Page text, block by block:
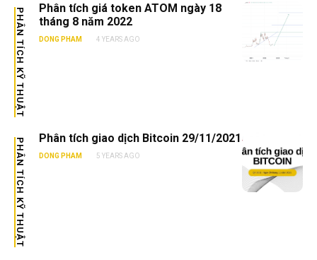
PHÂN TÍCH KỸ THUẬT
Phân tích giá token ATOM ngày 18
tháng 8 năm 2022
DONG PHAM 4 YEARS AGO
PHÂN TÍCH KỸ THUẬT Phân tích giao dịch Bitcoin 29/11/2021
DONG PHAM 5 YEARS AGO